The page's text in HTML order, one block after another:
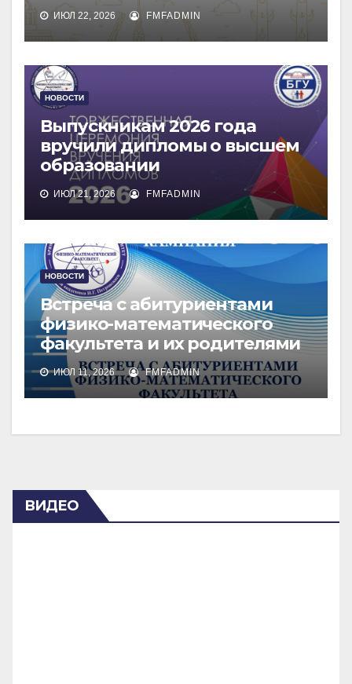
ИЮЛ 22, 2026 FMFADMIN
НОВОСТИ
Выпускникам 2026 года
вручили дипломы о высшем
образовании
ИЮЛ 21, 2026 FMFADMIN
НОВОСТИ
Встреча с абитуриентами
физико-математического
факультета и их родителями
ИЮЛ 11, 2026 FMFADMIN
ВИДЕО